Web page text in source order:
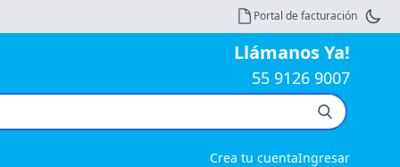
Portal de facturación
Llámanos Ya!
55 9126 9007
Crea tu cuentaIngresar